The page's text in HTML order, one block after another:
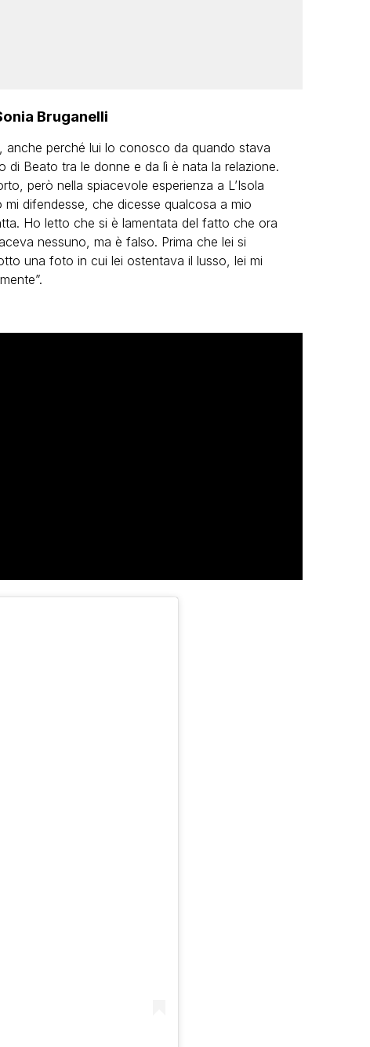
Bruganelli
anche perché lui lo conosco da quando stava
di Beato tra le donne e da lì è nata la relazione.
però nella spiacevole esperienza a L’Isola
difendesse, che dicesse qualcosa a mio
Ho letto che si è lamentata del fatto che ora
nessuno, ma è falso. Prima che lei si
una foto in cui lei ostentava il lusso, lei mi